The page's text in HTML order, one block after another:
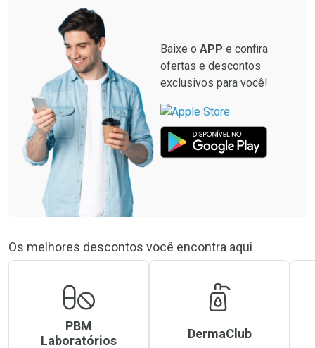
Baixe o APP e confira
ofertas e descontos
exclusivos para você!
Os melhores descontos você encontra aqui
PBM
Laboratórios
DermaClub